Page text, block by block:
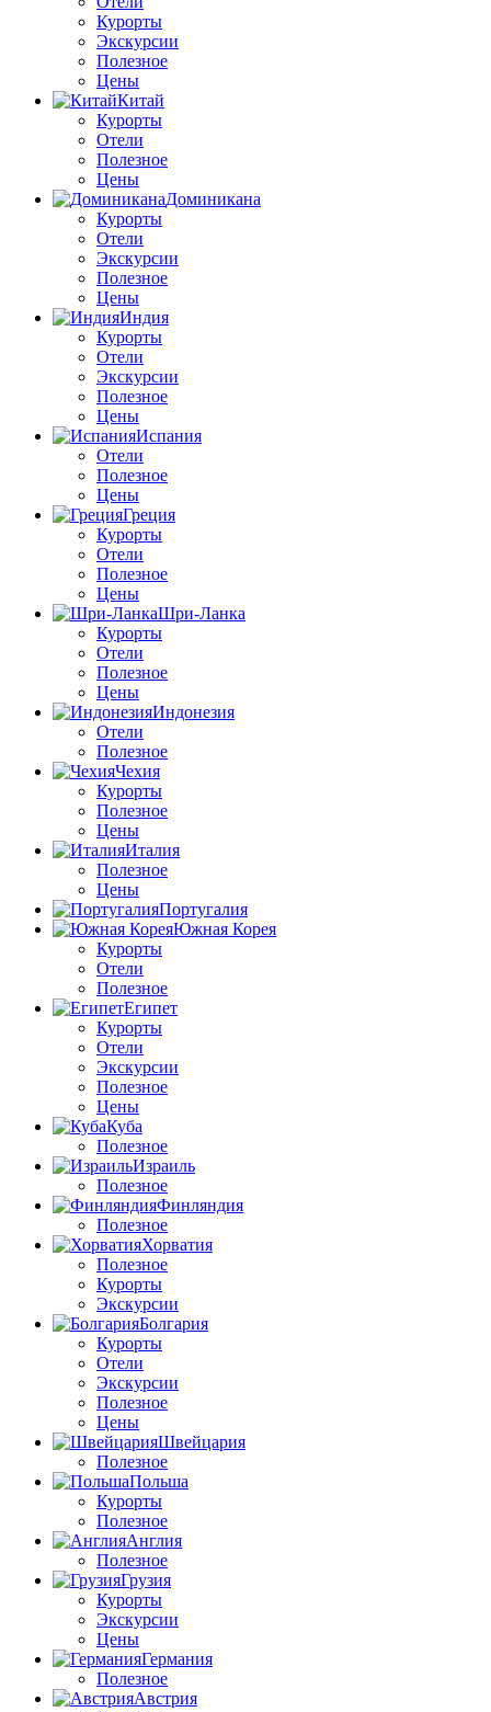
Курорты
Экскурсии
Полезное
Цены
Китай
Курорты
Отели
Полезное
Цены
Доминикана
Курорты
Отели
Экскурсии
Полезное
Цены
Индия
Курорты
Отели
Экскурсии
Полезное
Цены
Испания
Отели
Полезное
Цены
Греция
Курорты
Отели
Полезное
Цены
Шри-Ланка
Курорты
Отели
Полезное
Цены
Индонезия
Отели
Полезное
Чехия
Курорты
Полезное
Цены
Италия
Полезное
Цены
Португалия
Южная Корея
Курорты
Отели
Полезное
Египет
Курорты
Отели
Экскурсии
Полезное
Цены
Куба
Полезное
Израиль
Полезное
Финляндия
Полезное
Хорватия
Полезное
Курорты
Экскурсии
Болгария
Курорты
Отели
Экскурсии
Полезное
Цены
Швейцария
Полезное
Польша
Курорты
Полезное
Англия
Полезное
Грузия
Курорты
Экскурсии
Цены
Германия
Полезное
Австрия